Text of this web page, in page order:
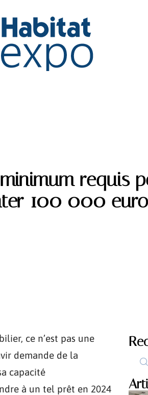
requis
100 000
ce n’est pas une
demande de la
capacité
à un tel prêt en 2024